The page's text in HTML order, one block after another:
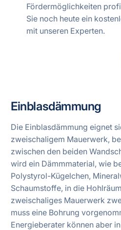
Fördermöglichkeiten
Sie noch heute ein
mit unseren Experten.
Einblasdämmung
Die Einblasdämmung eignet
zweischaligem Mauerwerk,
zwischen den beiden
wird ein Dämmmaterial, wie
Polystyrol-Kügelchen,
Schaumstoffe, in die
zweischaliges Mauerwerk
muss eine Bohrung
Energieberater können aber